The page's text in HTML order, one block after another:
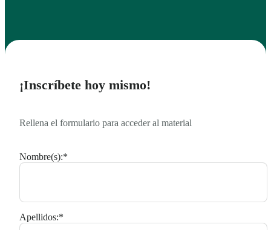
¡Inscríbete hoy mismo!
Rellena el formulario para acceder al material
Nombre(s):*
Apellidos:*